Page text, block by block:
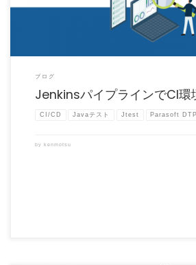
ブログ
JenkinsパイプラインでCI環
CI/CD Javaテスト Jtest Parasoft DTP
by kenmotsu